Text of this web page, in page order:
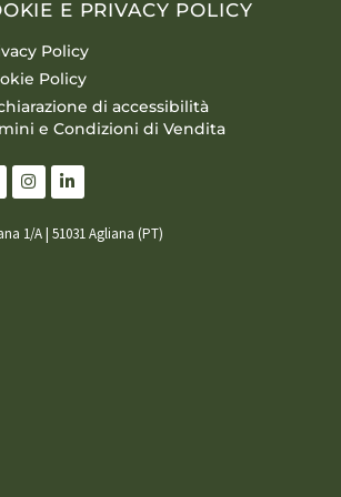
E PRIVACY POLICY
Policy
Policy
di accessibilità
e Condizioni di Vendita
1/A | 51031 Agliana (PT)